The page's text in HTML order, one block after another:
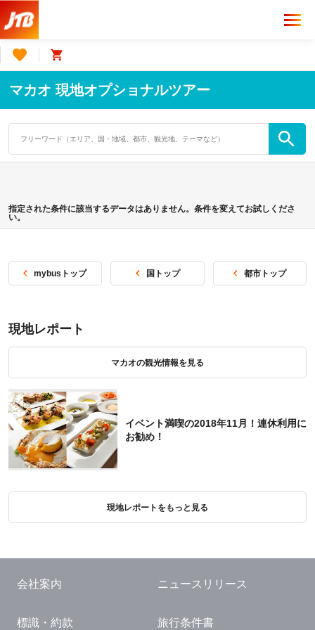
マカオ 現地オプショナルツアー
指定された条件に該当するデータはありません。条件を変えてお試しくださ
い。
mybusトップ 国トップ 都市トップ
現地レポート
マカオの観光情報を見る
イベント満喫の2018年11月！連休利用に
お勧め！
現地レポートをもっと見る
会社案内 ニュースリリース
標識・約款 旅行条件書